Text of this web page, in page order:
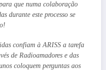
que numa colaboração
durante este processo se
confiam à ARISS a tarefa
de Radioamadores e das
coloquem perguntas aos